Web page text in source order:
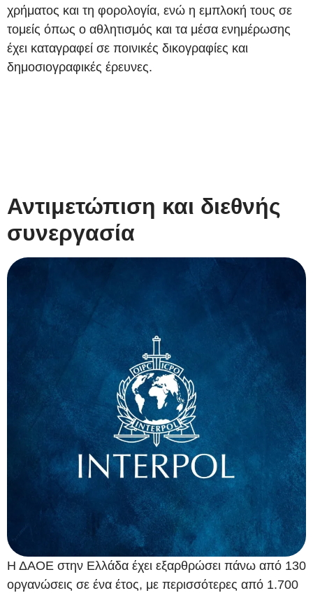
χρήματος και τη φορολογία, ενώ η εμπλοκή τους σε
τομείς όπως ο αθλητισμός και τα μέσα ενημέρωσης
έχει καταγραφεί σε ποινικές δικογραφίες και
δημοσιογραφικές έρευνες.
Αντιμετώπιση και διεθνής
συνεργασία
Η ΔΑΟΕ στην Ελλάδα έχει εξαρθρώσει πάνω από 130
οργανώσεις σε ένα έτος, με περισσότερες από 1.700